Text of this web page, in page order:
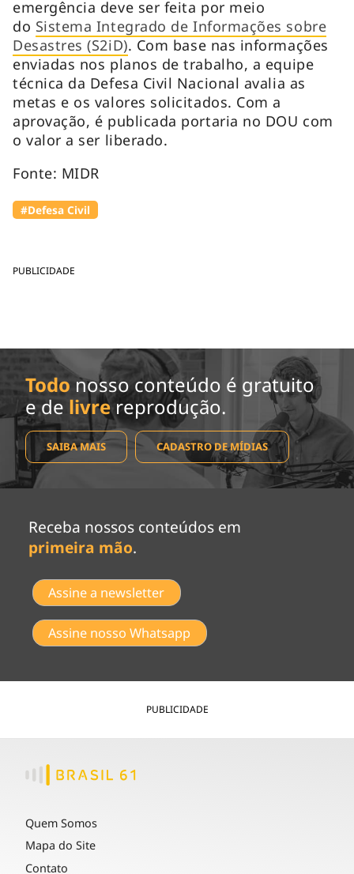
PUBLICIDADE
emergência deve ser feita por meio
do Sistema Integrado de Informações sobre
Desastres (S2iD). Com base nas informações
enviadas nos planos de trabalho, a equipe
técnica da Defesa Civil Nacional avalia as
metas e os valores solicitados. Com a
aprovação, é publicada portaria no DOU com
o valor a ser liberado.
Fonte: MIDR
#Defesa Civil
Todo nosso conteúdo é gratuito
e de livrereprodução.
SAIBA MAIS CADASTRO DE MÍDIAS
Receba nossos conteúdos em
primeira mão.
Assine a newsletter
Assine nosso Whatsapp
PUBLICIDADE
Quem Somos
Mapa do Site
Contato